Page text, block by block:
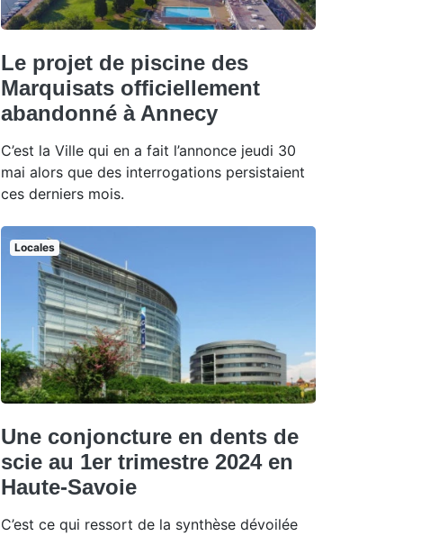
Le projet de piscine des
Marquisats officiellement
abandonné à Annecy
C’est la Ville qui en a fait l’annonce jeudi 30
mai alors que des interrogations persistaient
ces derniers mois.
Locales
Une conjoncture en dents de
scie au 1er trimestre 2024 en
Haute-Savoie
C’est ce qui ressort de la synthèse dévoilée